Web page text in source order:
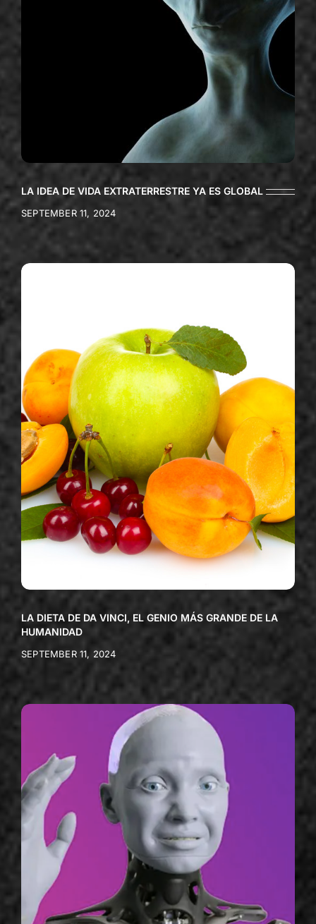
LA IDEA DE VIDA EXTRATERRESTRE YA ES GLOBAL
SEPTEMBER 11, 2024
LA DIETA DE DA VINCI, EL GENIO MÁS GRANDE DE LA
HUMANIDAD
SEPTEMBER 11, 2024